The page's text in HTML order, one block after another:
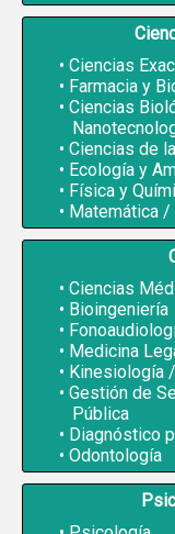
Ciencias
Farmacia y
Ciencias
Ciencias de
Ecología y
Física y
Matemática
Ciencias
Bioingeniería
Medicina
Kinesiología
Gestión de
Pública
Diagnóstico
Odontología